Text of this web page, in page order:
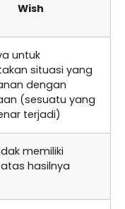
Wish
untuk
situasi yang
dengan
(sesuatu yang
terjadi)
memiliki
hasilnya